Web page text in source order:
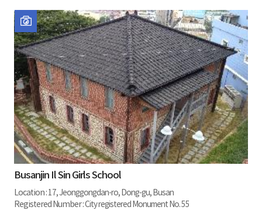
Busanjin Il Sin Girls School
Location :17, Jeonggongdan-ro, Dong-gu, Busan
Registered Number :City registered Monument No. 55